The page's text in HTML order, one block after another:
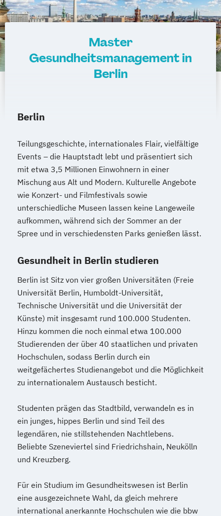
Master
Gesundheitsmanagement in
Berlin
Berlin
Teilungsgeschichte, internationales Flair, vielfältige
Events – die Hauptstadt lebt und präsentiert sich
mit etwa 3,5 Millionen Einwohnern in einer
Mischung aus Alt und Modern. Kulturelle Angebote
wie Konzert- und Filmfestivals sowie
unterschiedliche Museen lassen keine Langeweile
aufkommen, während sich der Sommer an der
Spree und in verschiedensten Parks genießen lässt.
Gesundheit in Berlin studieren
Berlin ist Sitz von vier großen Universitäten (Freie
Universität Berlin, Humboldt-Universität,
Technische Universität und die Universität der
Künste) mit insgesamt rund 100.000 Studenten.
Hinzu kommen die noch einmal etwa 100.000
Studierenden der über 40 staatlichen und privaten
Hochschulen, sodass Berlin durch ein
weitgefächertes Studienangebot und die Möglichkeit
zu internationalem Austausch besticht.
Studenten prägen das Stadtbild, verwandeln es in
ein junges, hippes Berlin und sind Teil des
legendären, nie stillstehenden Nachtlebens.
Beliebte Szeneviertel sind Friedrichshain, Neukölln
und Kreuzberg.
Für ein Studium im Gesundheitswesen ist Berlin
eine ausgezeichnete Wahl, da gleich mehrere
international anerkannte Hochschulen wie die bbw